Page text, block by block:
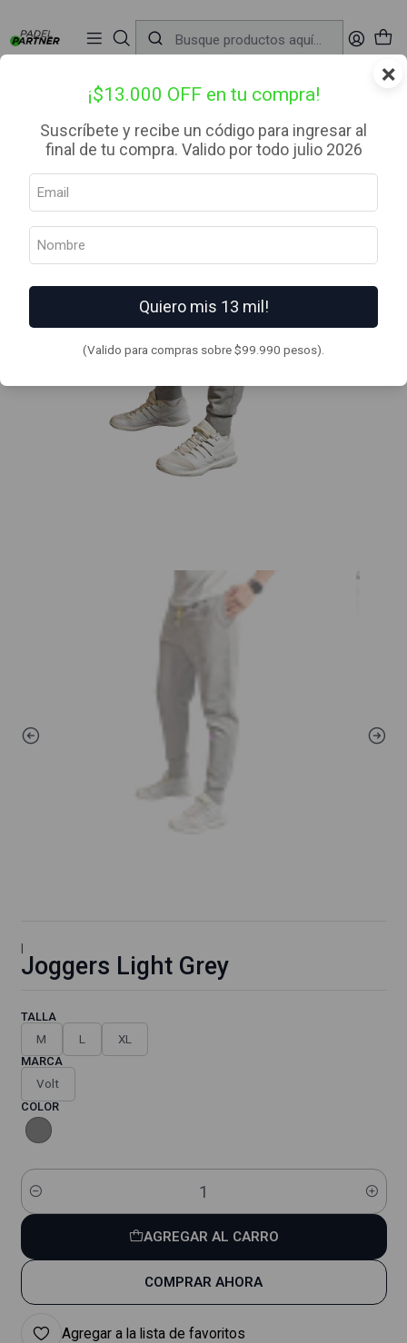
×
¡$13.000 OFF en tu compra!
Suscríbete y recibe un código para ingresar al
final de tu compra. Valido por todo julio 2026
Quiero mis 13 mil!
(Valido para compras sobre $99.990 pesos).
📦 Envío Gratis desde $99.990 — Entrega en RM el mismo día🔥Compra
antes de las 12:00 hrs (día hábil) y recibe hoy mismo.
|
Joggers Light Grey
TALLA
M L XL
MARCA
Volt
COLOR
Cantidad
AGREGAR AL CARRO
COMPRAR AHORA
Agregar a la lista de favoritos